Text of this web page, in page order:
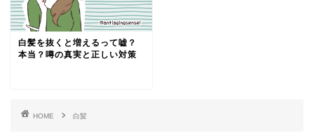
白髪を抜くと増えるって嘘？
本当？噂の真実と正しい対策
HOME 白髪